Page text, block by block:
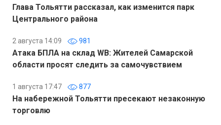
Глава Тольятти рассказал, как изменится парк
Центрального района
2 августа 14:09 981
Атака БПЛА на склад WB: Жителей Самарской
области просят следить за самочувствием
1 августа 17:47 877
На набережной Тольятти пресекают незаконную
торговлю